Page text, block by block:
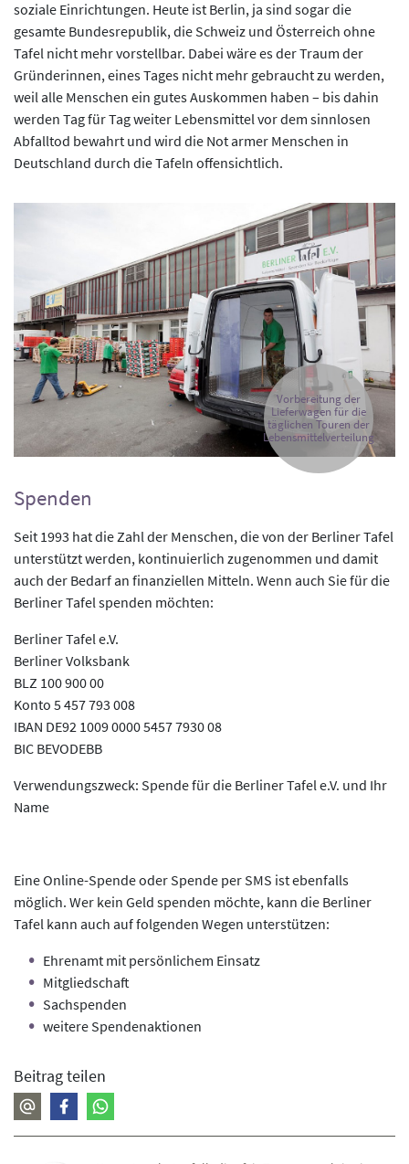
soziale Einrichtungen. Heute ist Berlin, ja sind sogar die
gesamte Bundesrepublik, die Schweiz und Österreich ohne
Tafel nicht mehr vorstellbar. Dabei wäre es der Traum der
Gründerinnen, eines Tages nicht mehr gebraucht zu werden,
weil alle Menschen ein gutes Auskommen haben – bis dahin
werden Tag für Tag weiter Lebensmittel vor dem sinnlosen
Abfalltod bewahrt und wird die Not armer Menschen in
Deutschland durch die Tafeln offensichtlich.
Vorbereitung der
Lieferwagen für die
täglichen Touren der
Lebensmittelverteilung
Spenden
Seit 1993 hat die Zahl der Menschen, die von der Berliner Tafel
unterstützt werden, kontinuierlich zugenommen und damit
auch der Bedarf an finanziellen Mitteln. Wenn auch Sie für die
Berliner Tafel spenden möchten:
Berliner Tafel e.V.
Berliner Volksbank
BLZ 100 900 00
Konto 5 457 793 008
IBAN DE92 1009 0000 5457 7930 08
BIC BEVODEBB
Verwendungszweck: Spende für die Berliner Tafel e.V. und Ihr
Name
Eine Online-Spende oder Spende per SMS ist ebenfalls
möglich. Wer kein Geld spenden möchte, kann die Berliner
Tafel kann auch auf folgenden Wegen unterstützen:
Ehrenamt mit persönlichem Einsatz
Mitgliedschaft
Sachspenden
weitere Spendenaktionen
Beitrag teilen